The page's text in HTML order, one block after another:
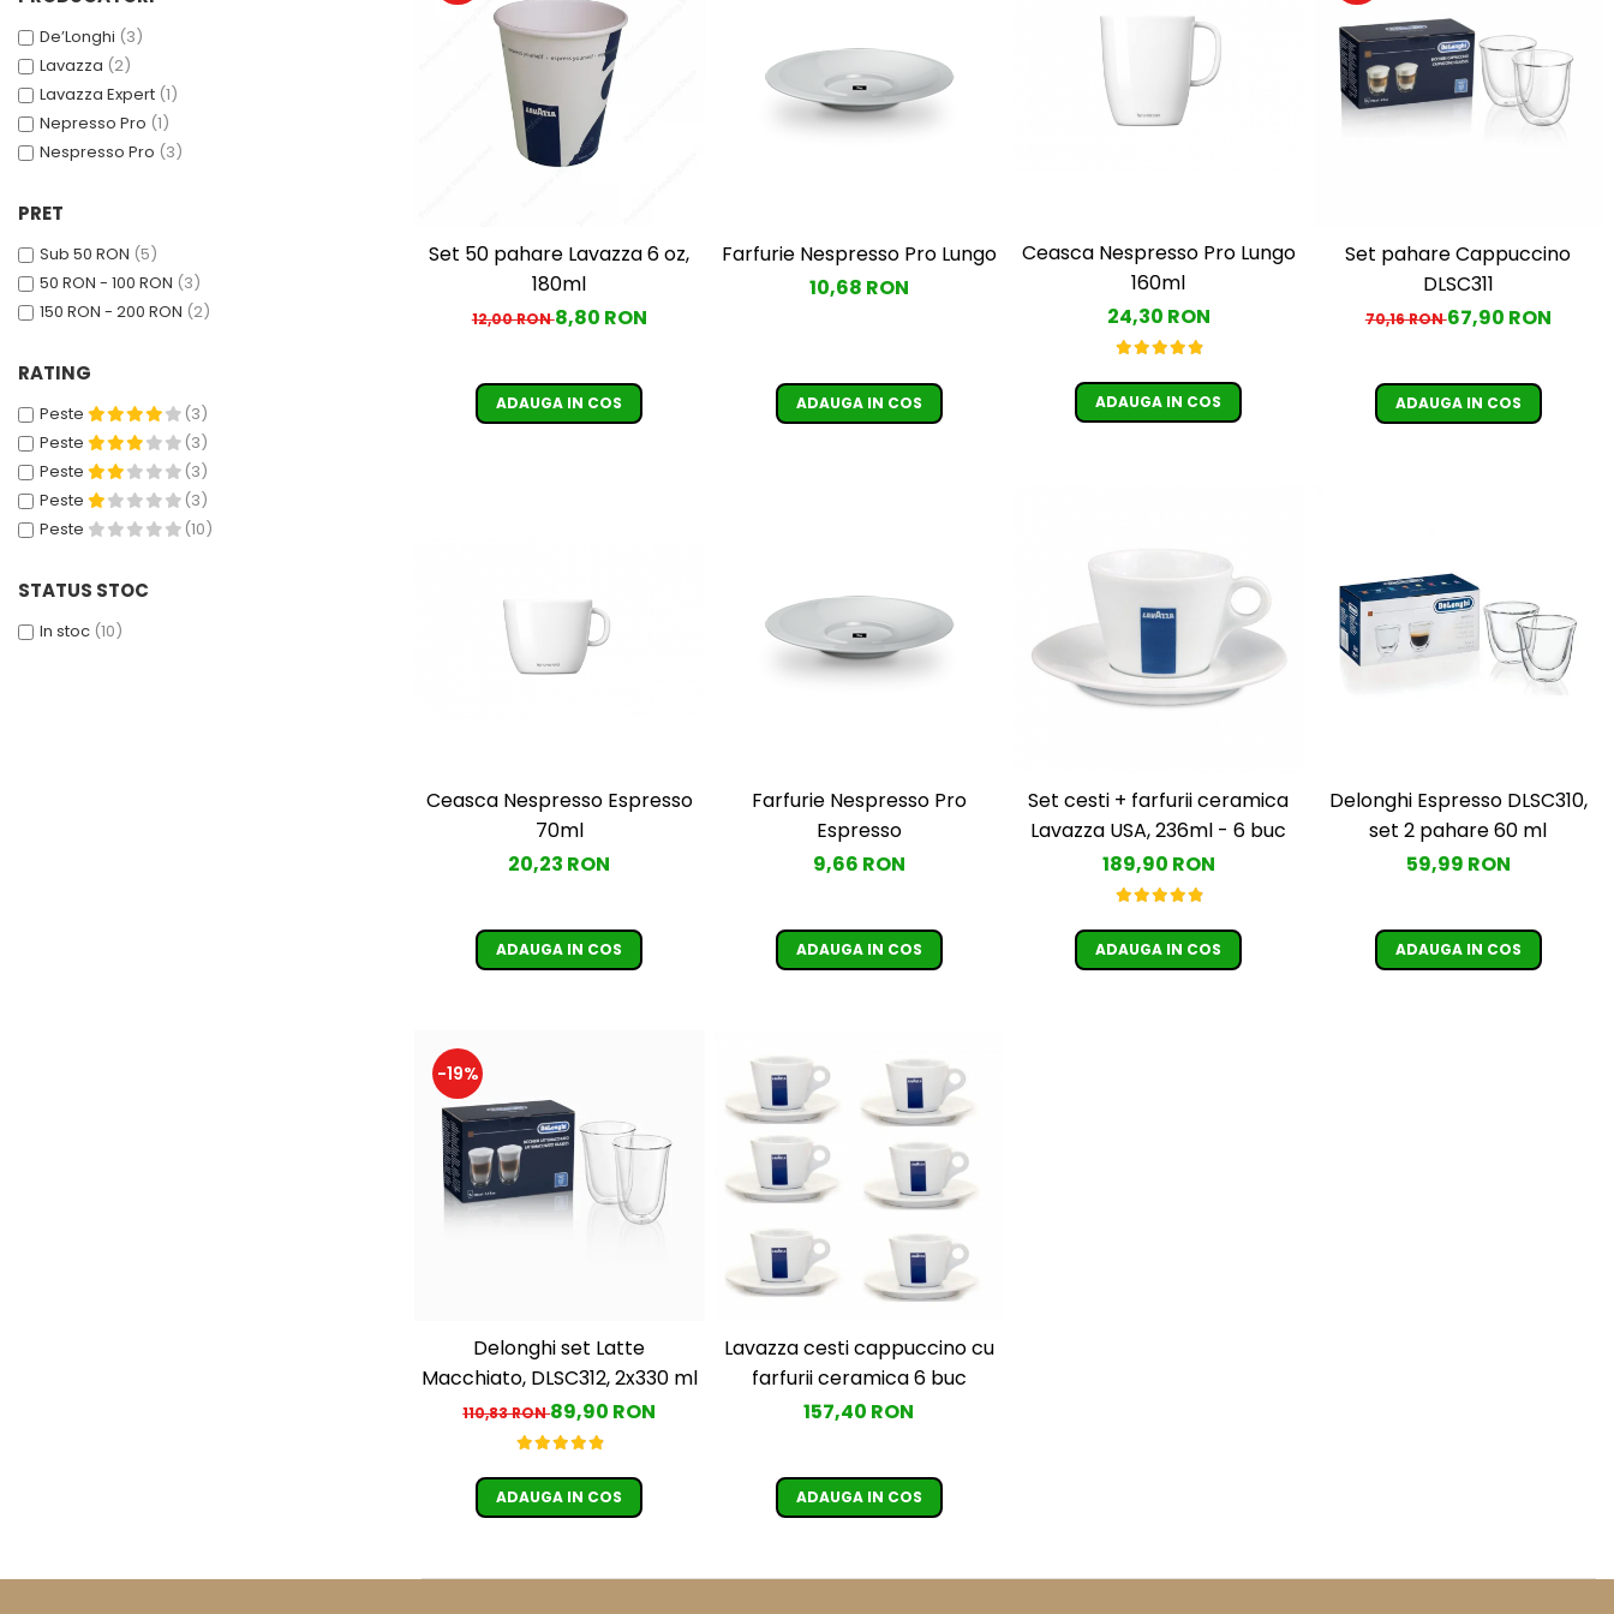
Illy Iperespresso
Nespresso Professional
Cremesso
Cafissimo
Tassimo
Davidoff
Cafea Solubila
De’Longhi (3)
Lavazza (2)
Lavazza Expert (1)
Nepresso Pro (1)
Nespresso Pro (3)
PRET
Sub 50 RON (5)
50 RON - 100 RON (3)
150 RON - 200 RON (2)
RATING
Peste
(3)
Peste
(3)
Peste
(3)
Peste
(3)
Peste
(10)
STATUS STOC
In stoc (10)
Set 50 pahare Lavazza 6 oz,
180ml
12,00 RON8,80 RON
ADAUGA IN COS
Farfurie Nespresso Pro Lungo
10,68 RON
ADAUGA IN COS
Ceasca Nespresso Pro Lungo
160ml
24,30 RON
ADAUGA IN COS
Set pahare Cappuccino
DLSC311
70,16 RON67,90 RON
ADAUGA IN COS
Ceasca Nespresso Espresso
70ml
20,23 RON
ADAUGA IN COS
Farfurie Nespresso Pro
Espresso
9,66 RON
ADAUGA IN COS
Set cesti + farfurii ceramica
Lavazza USA, 236ml - 6 buc
189,90 RON
ADAUGA IN COS
Delonghi Espresso DLSC310,
set 2 pahare 60 ml
59,99 RON
ADAUGA IN COS
-19%
Delonghi set Latte
Macchiato, DLSC312, 2x330 ml
110,83 RON89,90 RON
ADAUGA IN COS
Lavazza cesti cappuccino cu
farfurii ceramica 6 buc
157,40 RON
ADAUGA IN COS